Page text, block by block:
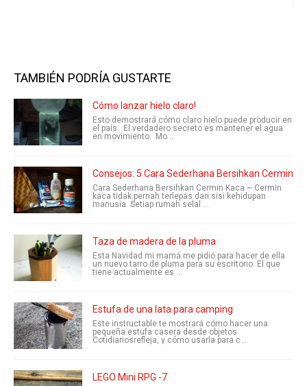
TAMBIÉN PODRÍA GUSTARTE
Cómo lanzar hielo claro!
Esto demostrará cómo claro hielo puede producir en
el país. El verdadero secreto es mantener el agua
en movimiento. Mo ...
Consejos: 5 Cara Sederhana Bersihkan Cermin
Cara Sederhana Bersihkan Cermin Kaca ~ Cermin
kaca tidak pernah terlepas dari sisi kehidupan
manusia. Setiap rumah selal ...
Taza de madera de la pluma
Esta Navidad mi mamá me pidió para hacer de ella
un nuevo tarro de pluma para su escritorio. El que
tiene actualmente es ...
Estufa de una lata para camping
Este instructable te mostrará cómo hacer una
pequeña estufa casera desde objetos
Cotidianosrefleja, y cómo usarla para c ...
LEGO Mini RPG -7